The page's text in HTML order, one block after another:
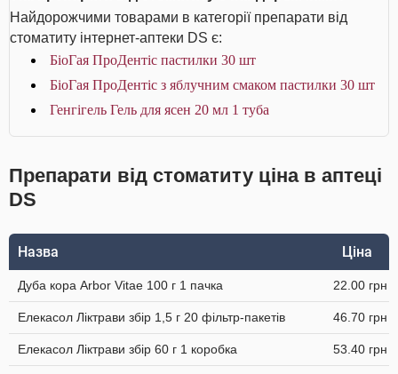
Найдорожчими товарами в категорії препарати від
стоматиту інтернет-аптеки DS є:
БіоГая ПроДентіс пастилки 30 шт
БіоГая ПроДентіс з яблучним смаком пастилки 30 шт
Генгігель Гель для ясен 20 мл 1 туба
Препарати від стоматиту ціна в аптеці
DS
Назва Ціна
Дуба кора Arbor Vitae 100 г 1 пачка 22.00 грн
Елекасол Ліктрави збір 1,5 г 20 фільтр-пакетів 46.70 грн
Елекасол Ліктрави збір 60 г 1 коробка 53.40 грн